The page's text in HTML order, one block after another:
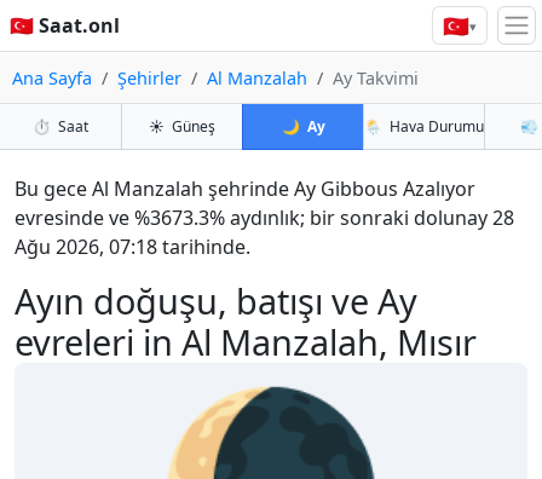
🇹🇷 Saat.onl 🇹🇷▾
Ana Sayfa Şehirler Al Manzalah Ay Takvimi
⏱️ Saat ☀️ Güneş 🌙 Ay 🌦️ Hava Durumu 💨
Ayın doğuşu, batışı ve Ay
evreleri in Al Manzalah, Mısır
Bu gece Al Manzalah şehrinde Ay Gibbous Azalıyor
evresinde ve %3673.3% aydınlık; bir sonraki dolunay 28
Ağu 2026, 07:18 tarihinde.